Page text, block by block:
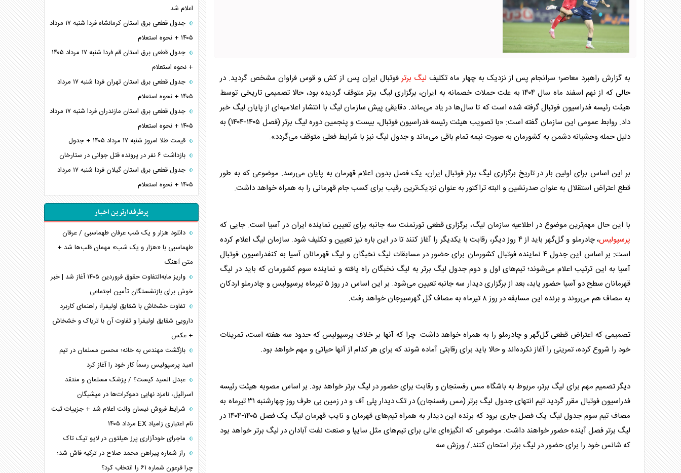
به گزارش راهبرد معاصر؛ سرانجام پس از نزدیک به چهار ماه تکلیف لیگ برترفوتبال ایران پس از کش و قوس فراوان مشخص گردید. در
حالی که از نهم اسفند ماه سال ۱۴۰۴ به علت حملات خصمانه به ایران، برگزاری
لیگ برترمتوقف گردیده بود، حالا تصمیمی تاریخی توسط
هیئت رئیسه فدراسیون فوتبال گرفته شده است که تا سال‌ها در یاد می‌ماند. دقایقی پیش سازمان لیگ با انتشار اعلامیه‌ای از پایان لیگ خبر
داد. روابط عمومی این سازمان گفته است: «با تصویب هیئت رئیسه فدراسیون فوتبال، بیست و پنجمین دوره لیگ برتر
(فصل ۱۴۰۵-۱۴۰۴) به
دلیل حمله وحشیانه دشمن به کشورمان به صورت نیمه تمام باقی می‌ماند و جدول لیگ نیز با شرایط فعلی متوقف می‌گردد».
بر این اساس برای اولین بار در تاریخ برگزاری لیگ برترفوتبال ایران، یک فصل بدون اعلام قهرمان به پایان می‌رسد. موضوعی که به طور
قطع اعتراض استقلال به عنوان صدرنشین و البته تراکتور به عنوان نزدیک‌ترین رقیب برای کسب جام قهرمانی را به همراه خواهد داشت.
با این حال مهم‌ترین موضوع در اطلاعیه سازمان لیگ، برگزاری قطعی تورنمنت سه جانبه برای تعیین نماینده ایران در آسیا است. جایی که
پرسپولیس
، چادرملو و گل‌گهر باید از ۴ روز دیگر، رقابت با یکدیگر را آغاز کنند تا در این باره نیز تعیین و تکلیف شود. سازمان لیگ اعلام کرده
است: بر اساس این جدول ۴ نماینده فوتبال کشورمان برای حضور در مسابقات لیگ نخبگان و لیگ قهرمانان آسیا به کنفدراسیون فوتبال
آسیا به این ترتیب اعلام می‌شوند؛ تیم‌های اول و دوم جدول لیگ برتر به لیگ نخبگان راه یافته و نماینده سوم کشورمان که باید در لیگ
قهرمانان سطح دو آسیا حضور یابد، بعد از برگزاری دیدار سه جانبه تعیین می‌شود. بر این اساس در روز ۵ تیرماه
پرسپولیسو چادرملو اردکان
به مصاف هم می‌روند و برنده این مسابقه در روز ۸ تیرماه به مصاف گل گهرسیرجان خواهد رفت.
تصمیمی که اعتراض قطعی گل‌گهر و چادرملو را به همراه خواهد داشت. چرا که آنها بر خلاف پرسپولیسکه حدود سه هفته است، تمرینات
خود را شروع کرده، تمرینی را آغاز نکرده‌اند و حالا باید برای رقابتی آماده شوند که برای هر کدام از آنها حیاتی و مهم خواهد بود.
دیگر تصمیم مهم برای لیگ برتر، مربوط به باشگاه مس رفسنجان و رقابت برای حضور در لیگ برترخواهد بود. بر اساس مصوبه هیئت رئیسه
فدراسیون فوتبال مقرر گردید تیم انتهای جدول لیگ برتر
(مس رفسنجان) در تک دیدار پلی آف و در زمین بی طرف روز چهارشنبه ۳۱ تیرماه به
مصاف تیم سوم جدول لیگ یک فصل جاری برود که برنده این دیدار به همراه تیم‌های قهرمان و نایب قهرمان لیگ یک فصل ۱۴۰۵-۱۴۰۴ در
لیگ برترفصل آینده حضور خواهند داشت. موضوعی که انگیزه‌ای عالی برای تیم‌های مثل سایپا و صنعت نفت آبادان در لیگ برترخواهد بود
که شانس خود را برای حضور در لیگ برتر امتحان کنند./ ورزش سه
اعلام شد
جدول قطعی برق استان کرمانشاه فردا شنبه ۱۷ مرداد
۱۴۰۵ + نحوه استعلام
جدول قطعی برق استان قم فردا شنبه ۱۷ مرداد ۱۴۰۵
+ نحوه استعلام
جدول قطعی برق استان تهران فردا شنبه ۱۷ مرداد
۱۴۰۵ + نحوه استعلام
جدول قطعی برق استان مازندران فردا شنبه ۱۷ مرداد
۱۴۰۵ + نحوه استعلام
قیمت طلا امروز شنبه ۱۷ مرداد ۱۴۰۵ + جدول
بازداشت ۶ نفر در پرونده قتل جوانی در ستارخان
جدول قطعی برق استان گیلان فردا شنبه ۱۷ مرداد
۱۴۰۵ + نحوه استعلام
پرطرفدارترین اخبار
دانلود هزار و یک شب عرفان طهماسبی / عرفان
طهماسبی با «هزار و یک شب» مهمان قلب‌ها شد +
متن آهنگ
واریز مابه‌التفاوت حقوق فروردین ۱۴۰۵ آغاز شد | خبر
خوش برای بازنشستگان تأمین اجتماعی
تفاوت خشخاش با شقایق اولیفرا؛ راهنمای کاربرد
دارویی شقایق اولیفرا و تفاوت آن با تریاک و خشخاش
+ عکس
بازگشت مهندس به خانه؛ محسن مسلمان در تیم
امید پرسپولیس رسماً کار خود را آغاز کرد
عبدل السید کیست؟ / پزشک مسلمان و منتقد
اسرائیل، نامزد نهایی دموکرات‌ها در میشیگان
شرایط فروش نیسان وانت اعلام شد + جزییات ثبت
نام اعتباری زامیاد EX مرداد ۱۴۰۵
ماجرای خودآزاری پرز هیلتون در لایو تیک تاک
راز شماره پیراهن محمد صلاح در ترکیه فاش شد؛
چرا فرعون شماره ۶۱ را انتخاب کرد؟